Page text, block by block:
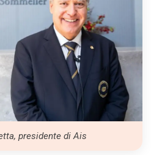
presidente di Ais